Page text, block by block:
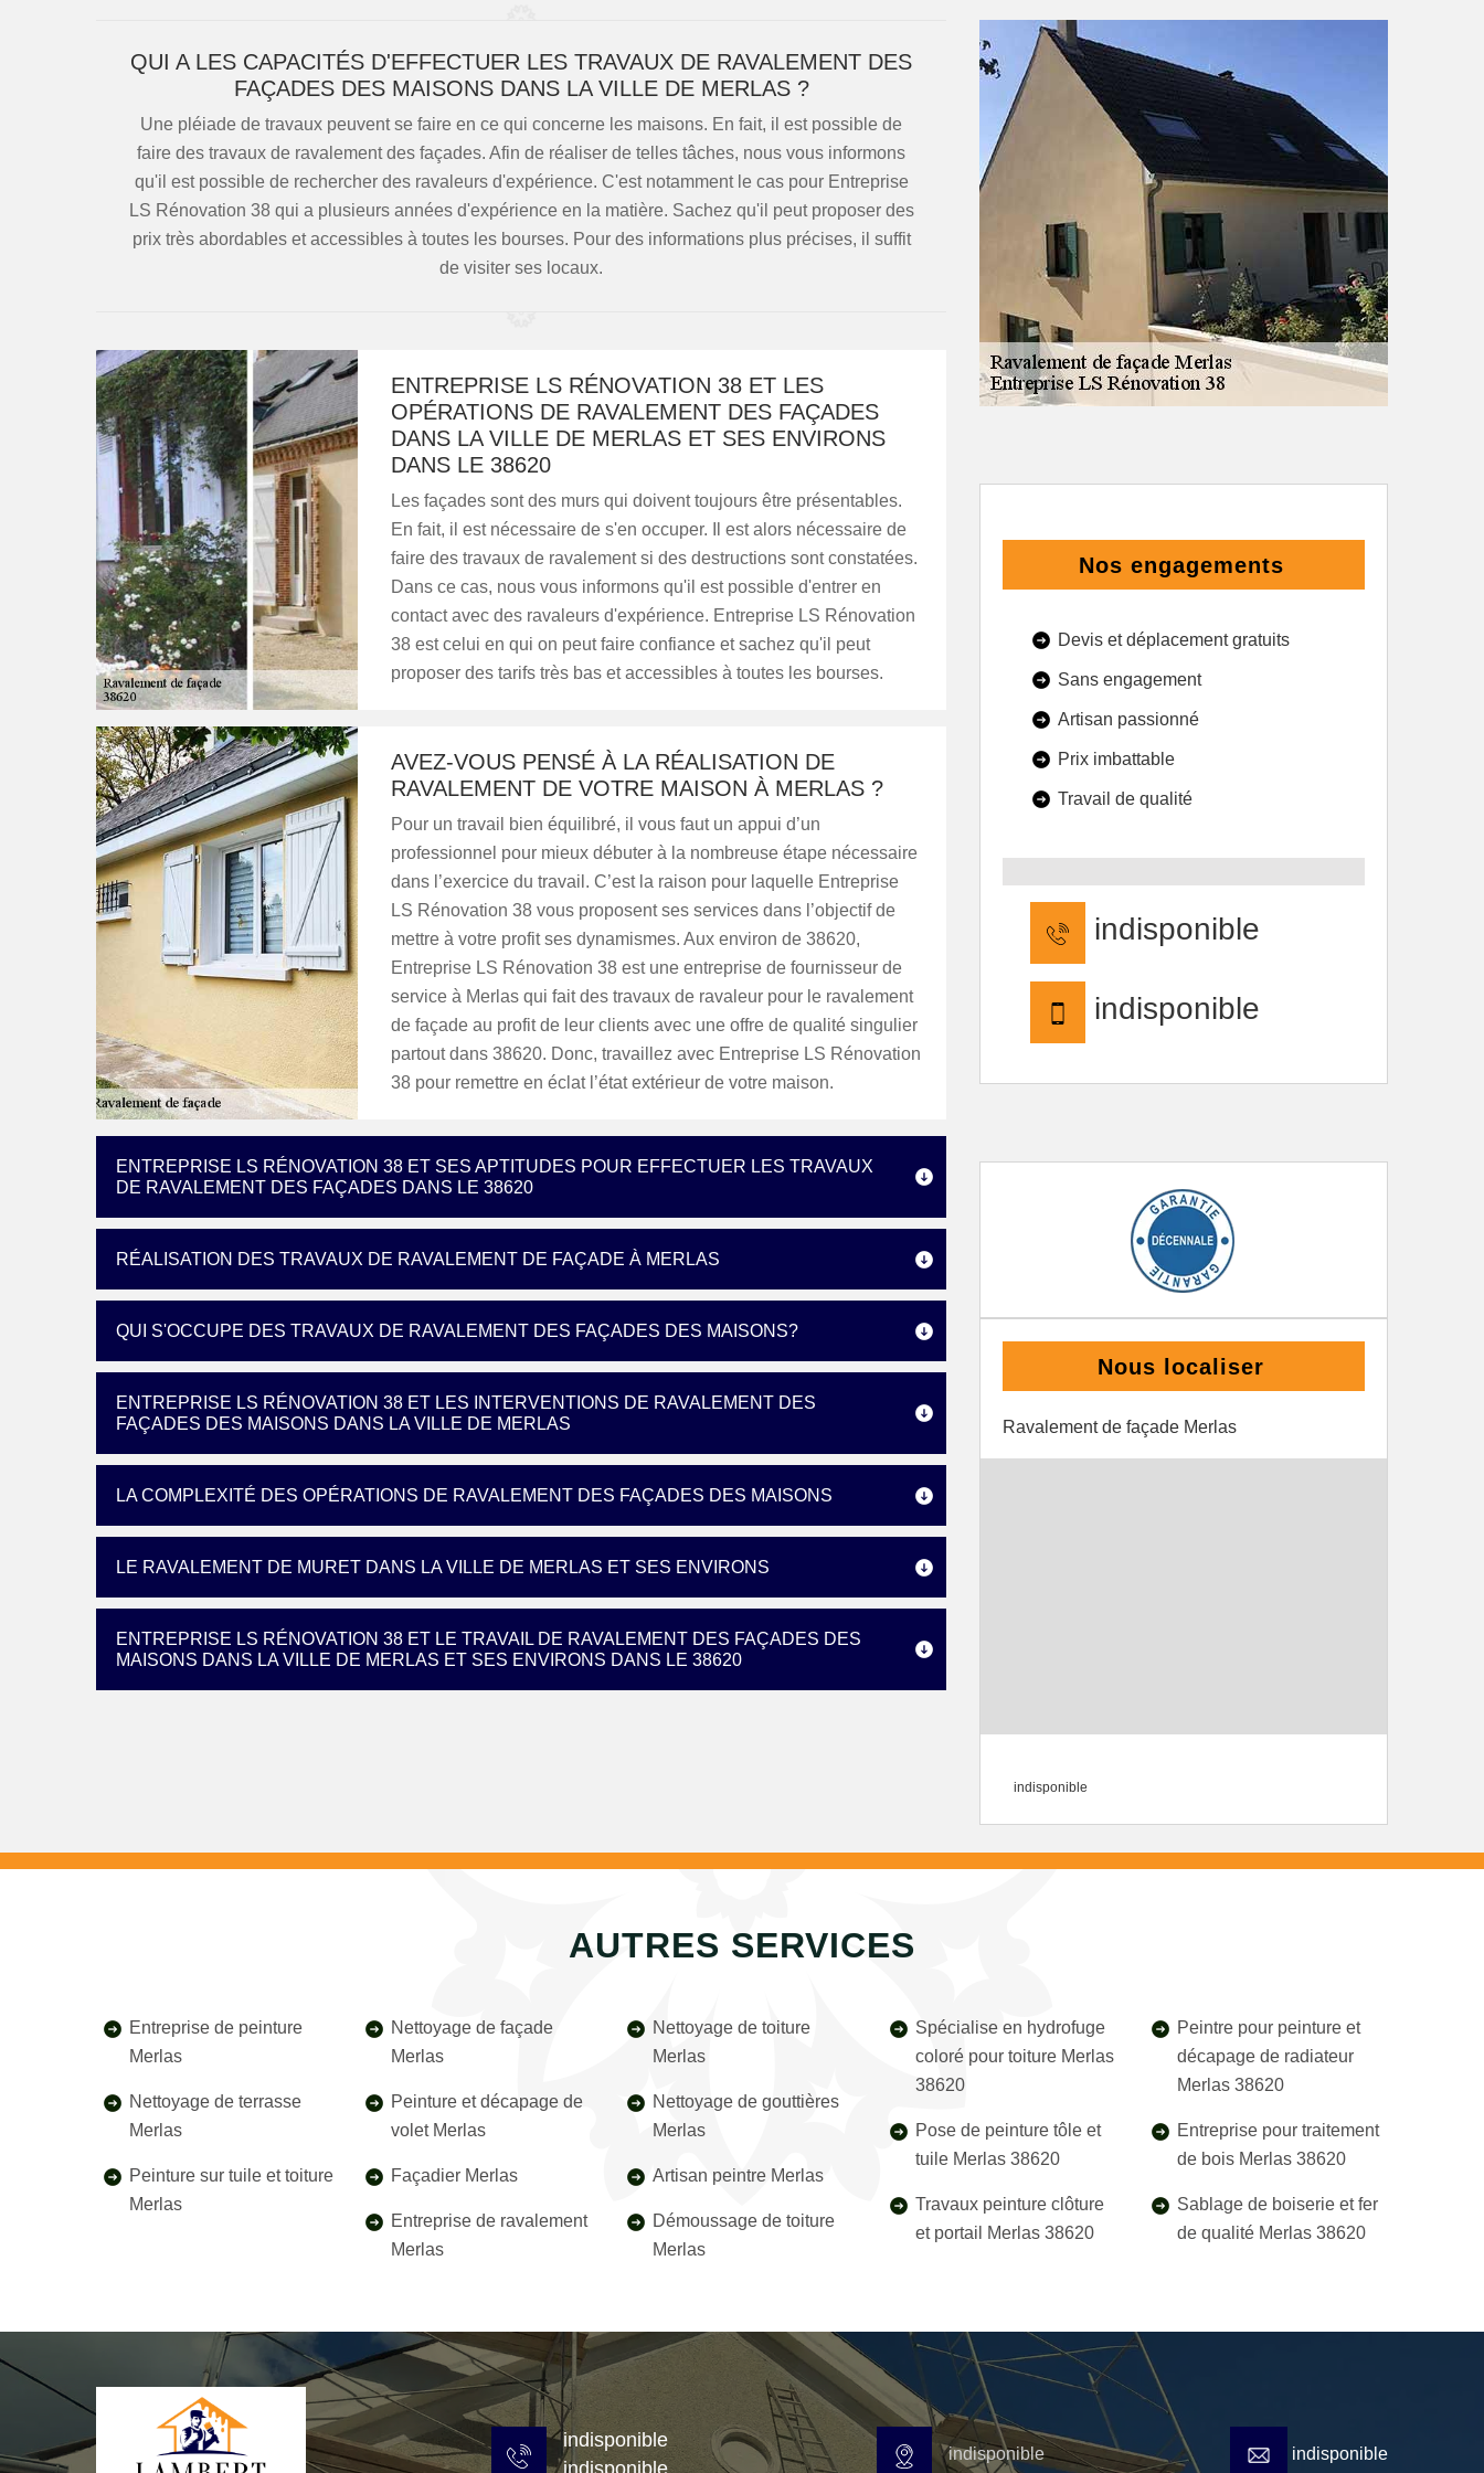
QUI A LES CAPACITÉS D'EFFECTUER LES TRAVAUX DE RAVALEMENT DES
FAÇADES DES MAISONS DANS LA VILLE DE MERLAS ?
Une pléiade de travaux peuvent se faire en ce qui concerne les maisons. En fait, il est possible de
faire des travaux de ravalement des façades. Afin de réaliser de telles tâches, nous vous informons
qu'il est possible de rechercher des ravaleurs d'expérience. C'est notamment le cas pour Entreprise
LS Rénovation 38 qui a plusieurs années d'expérience en la matière. Sachez qu'il peut proposer des
prix très abordables et accessibles à toutes les bourses. Pour des informations plus précises, il suffit
de visiter ses locaux.
ENTREPRISE LS RÉNOVATION 38 ET LES
OPÉRATIONS DE RAVALEMENT DES FAÇADES
DANS LA VILLE DE MERLAS ET SES ENVIRONS
DANS LE 38620
Les façades sont des murs qui doivent toujours être présentables.
En fait, il est nécessaire de s'en occuper. Il est alors nécessaire de
faire des travaux de ravalement si des destructions sont constatées.
Dans ce cas, nous vous informons qu'il est possible d'entrer en
contact avec des ravaleurs d'expérience. Entreprise LS Rénovation
38 est celui en qui on peut faire confiance et sachez qu'il peut
proposer des tarifs très bas et accessibles à toutes les bourses.
AVEZ-VOUS PENSÉ À LA RÉALISATION DE
RAVALEMENT DE VOTRE MAISON À MERLAS ?
Pour un travail bien équilibré, il vous faut un appui d’un
professionnel pour mieux débuter à la nombreuse étape nécessaire
dans l’exercice du travail. C’est la raison pour laquelle Entreprise
LS Rénovation 38 vous proposent ses services dans l’objectif de
mettre à votre profit ses dynamismes. Aux environ de 38620,
Entreprise LS Rénovation 38 est une entreprise de fournisseur de
service à Merlas qui fait des travaux de ravaleur pour le ravalement
de façade au profit de leur clients avec une offre de qualité singulier
partout dans 38620. Donc, travaillez avec Entreprise LS Rénovation
38 pour remettre en éclat l’état extérieur de votre maison.
ENTREPRISE LS RÉNOVATION 38 ET SES APTITUDES POUR EFFECTUER LES TRAVAUX
DE RAVALEMENT DES FAÇADES DANS LE 38620
RÉALISATION DES TRAVAUX DE RAVALEMENT DE FAÇADE À MERLAS
QUI S'OCCUPE DES TRAVAUX DE RAVALEMENT DES FAÇADES DES MAISONS?
ENTREPRISE LS RÉNOVATION 38 ET LES INTERVENTIONS DE RAVALEMENT DES
FAÇADES DES MAISONS DANS LA VILLE DE MERLAS
LA COMPLEXITÉ DES OPÉRATIONS DE RAVALEMENT DES FAÇADES DES MAISONS
LE RAVALEMENT DE MURET DANS LA VILLE DE MERLAS ET SES ENVIRONS
ENTREPRISE LS RÉNOVATION 38 ET LE TRAVAIL DE RAVALEMENT DES FAÇADES DES
MAISONS DANS LA VILLE DE MERLAS ET SES ENVIRONS DANS LE 38620
Nos engagements
Devis et déplacement gratuits
Sans engagement
Artisan passionné
Prix imbattable
Travail de qualité
indisponible
indisponible
Nous localiser
Ravalement de façade Merlas
indisponible
AUTRES SERVICES
Entreprise de peinture
Merlas
Nettoyage de terrasse
Merlas
Peinture sur tuile et toiture
Merlas
Nettoyage de façade
Merlas
Peinture et décapage de
volet Merlas
Façadier Merlas
Entreprise de ravalement
Merlas
Nettoyage de toiture
Merlas
Nettoyage de gouttières
Merlas
Artisan peintre Merlas
Démoussage de toiture
Merlas
Spécialise en hydrofuge
coloré pour toiture Merlas
38620
Pose de peinture tôle et
tuile Merlas 38620
Travaux peinture clôture
et portail Merlas 38620
Peintre pour peinture et
décapage de radiateur
Merlas 38620
Entreprise pour traitement
de bois Merlas 38620
Sablage de boiserie et fer
de qualité Merlas 38620
indisponible
indisponible indisponible